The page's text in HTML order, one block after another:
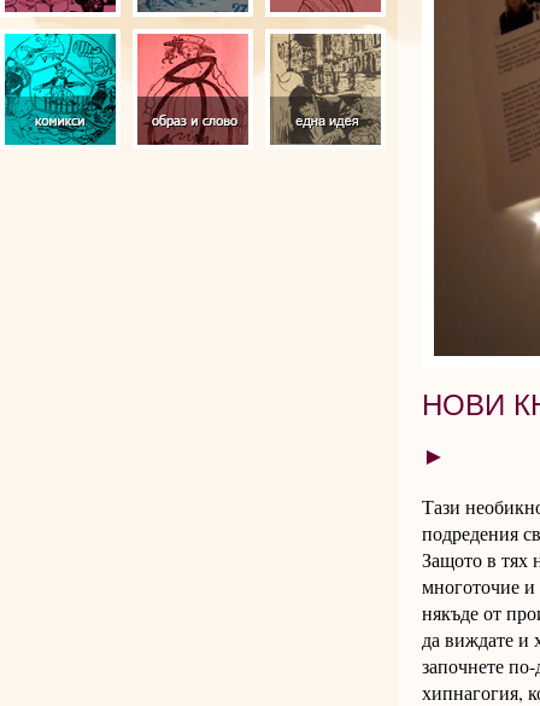
НОВИ
►
Тази
подредения
Защото в тях
многоточие и
някъде от
да виждате и
започнете
хипнагогия,